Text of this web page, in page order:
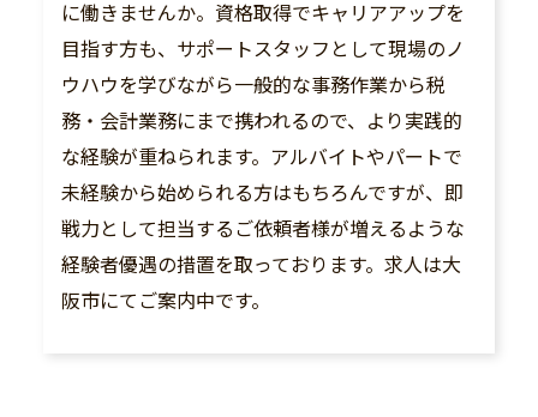
に働きませんか。資格取得でキャリアアップを
目指す方も、サポートスタッフとして現場のノ
ウハウを学びながら一般的な事務作業から税
務・会計業務にまで携われるので、より実践的
な経験が重ねられます。アルバイトやパートで
未経験から始められる方はもちろんですが、即
戦力として担当するご依頼者様が増えるような
経験者優遇の措置を取っております。求人は大
阪市にてご案内中です。